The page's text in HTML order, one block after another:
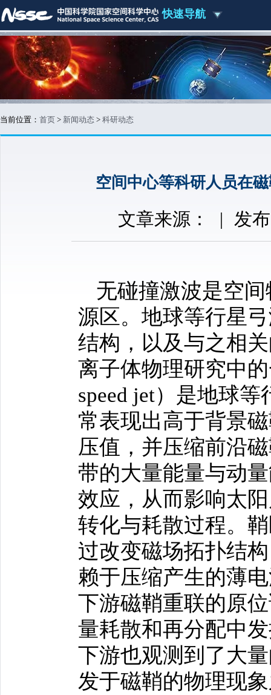
快速导航
当前位置： 首页 > 新闻动态 > 科研动态
空间中心等科研人员在
文章来源： | 发
无碰撞激波是空
源区。地球等行星
结构，以及与之相
离子体物理研究中
speed jet）是地球等
常表现出高于背景
压值，并压缩前沿
带的大量能量与动
效应，从而影响太
转化与耗散过程。
过改变磁场拓扑结
赖于压缩产生的薄
下游磁鞘重联的原
量耗散和再分配中
下游也观测到了大
发于磁鞘的物理现